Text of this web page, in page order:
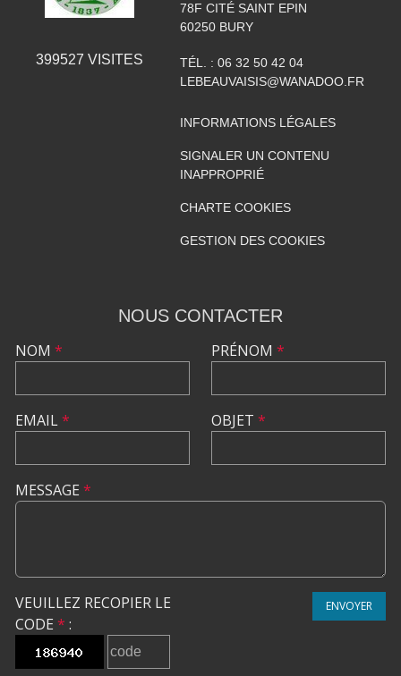
399527 VISITES
78F CITÉ SAINT EPIN
60250 BURY
TÉL. : 06 32 50 42 04
LEBEAUVAISIS@WANADOO.FR
INFORMATIONS LÉGALES
SIGNALER UN CONTENU
INAPPROPRIÉ
CHARTE COOKIES
GESTION DES COOKIES
NOUS CONTACTER
NOM *
EMAIL*
PRÉNOM *
OBJET *
MESSAGE *
VEUILLEZ RECOPIER LE
CODE * :
ENVOYER